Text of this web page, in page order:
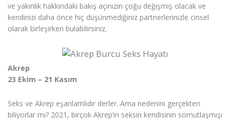
ve yakınlık hakkındaki bakış açınızın çoğu değişmiş olacak ve
kendinizi daha önce hiç düşünmediğiniz partnerlerinizle cinsel
olarak birleşirken bulabilirsiniz.
Akrep
23 Ekim – 21 Kasım
Seks ve Akrep eşanlamlıdır derler. Ama nedenini gerçekten
biliyorlar mı? 2021, birçok Akrep’in seksin kendisinin somutlaşmışı